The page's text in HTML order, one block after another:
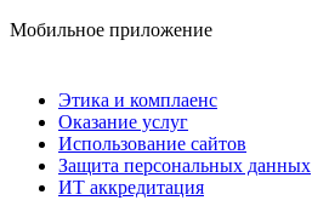
Мобильное приложение
Этика и комплаенс
Оказание услуг
Использование сайтов
Защита персональных данных
ИТ аккредитация